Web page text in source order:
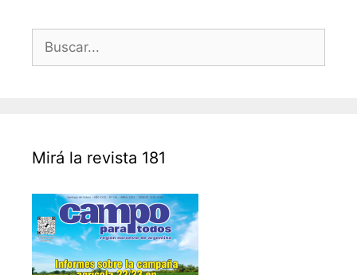
Buscar:
Mirá la revista 181